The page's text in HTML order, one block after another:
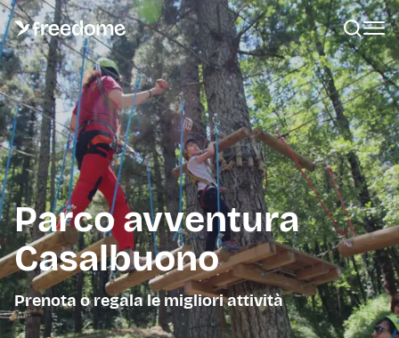
Parco avventura
Casalbuono
Prenota o regala le migliori attività